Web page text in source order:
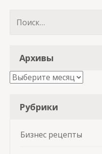
Найти:
Архивы
Архивы
Рубрики
Бизнес рецепты